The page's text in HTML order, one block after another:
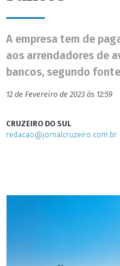
A empresa tem de
aos arrendadores de
bancos, segundo
12 de Fevereiro de 2023 às 12:59
CRUZEIRO DO SUL
redacao@jornalcruzeiro.com.br